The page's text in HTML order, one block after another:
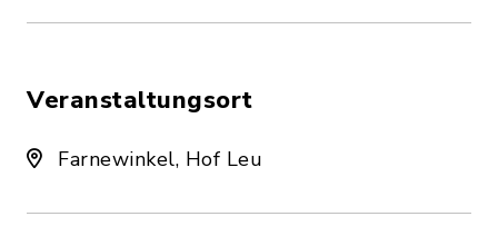
Veranstaltungsort
Farnewinkel, Hof Leu